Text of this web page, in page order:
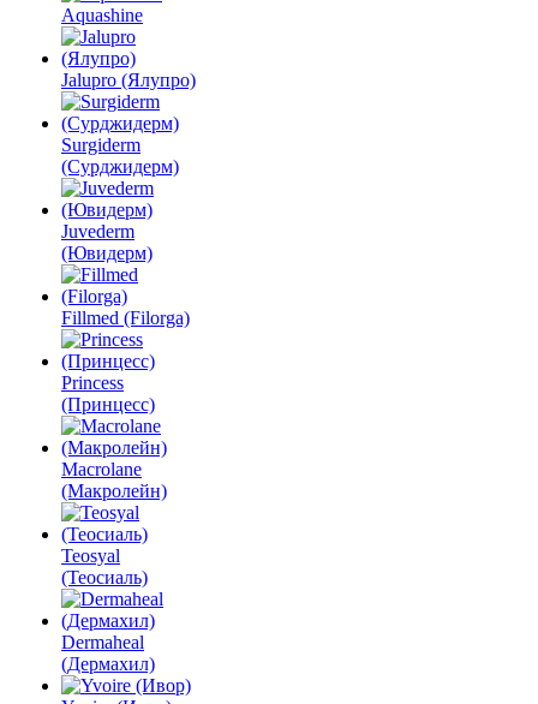
Aquashine
Jalupro (Ялупро)
Surgiderm
(Сурджидерм)
Juvederm
(Ювидерм)
Fillmed (Filorga)
Princess
(Принцесс)
Macrolane
(Макролейн)
Teosyal
(Теосиаль)
Dermaheal
(Дермахил)